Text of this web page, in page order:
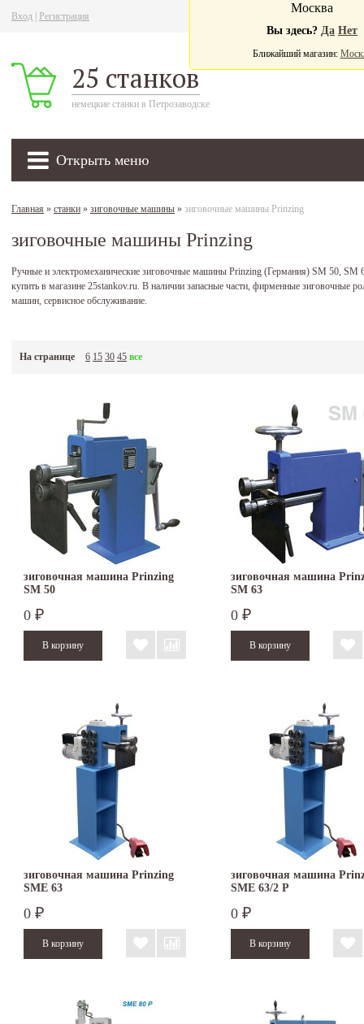
Вход Регистрация
25 станков
немецкие станки в Петрозаводске
Открыть меню
Москва
Вы здесь? Да Нет
Ближайший магазин:
Главная » станки » зиговочные машины » зиговочные машины Prinzing
зиговочные машины Prinzing
Ручные и электромеханические зиговочные машины Prinzing (Германия) SM 50,
купить в магазине 25stankov.ru. В наличии запасные части, фирменные зиговочные
машин, сервисное обслуживание.
На странице 6 15 30 45 все
зиговочная машина Prinzing
SM 50
0 ₽
зиговочная машина
SM 63
0 ₽
зиговочная машина Prinzing
SMЕ 63
0 ₽
зиговочная машина
SMЕ 63/2 P
0 ₽